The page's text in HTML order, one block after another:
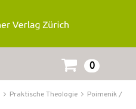
0
Praktische Theologie
Poimenik /